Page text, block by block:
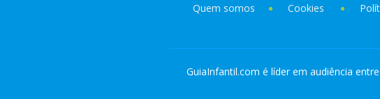
Quem somos Cookies
GuiaInfantil.com é líder em audiência